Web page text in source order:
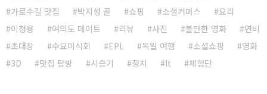
가로수길 맛집
박지성 골 쇼핑 소셜커머스
요리
이청용
여의도 데이트 리뷰 사진 볼만한 영화
연비
초대장
수요미식회 EPL 독일 여행 소셜쇼핑
영화
3D
맛집 탐방 시승기 정치 It 체험단